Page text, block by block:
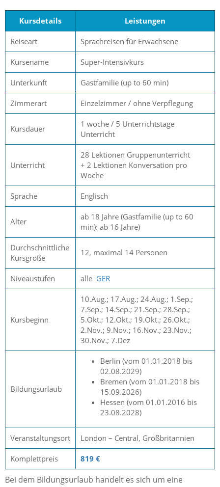
Kursdetails Leistungen
Reiseart Sprachreisen für Erwachsene
Kursename Super-Intensivkurs
Unterkunft Gastfamilie (up to 60 min)
Zimmerart Einzelzimmer / ohne Verpflegung
Kursdauer
1 woche / 5 Unterrichtstage
Unterricht
Unterricht
28 Lektionen Gruppenunterricht
+ 2 Lektionen Konversation pro
Woche
Sprache Englisch
Alter
ab 18 Jahre (Gastfamilie (up to 60
min): ab 16 Jahre)
Durchschnittliche
Kursgröße
12, maximal 14 Personen
Niveaustufen alle GER
Kursbeginn
10.Aug.; 17.Aug.; 24.Aug.; 1.Sep.;
7.Sep.; 14.Sep.; 21.Sep.; 28.Sep.;
5.Okt.; 12.Okt.; 19.Okt.; 26.Okt.;
2.Nov.; 9.Nov.; 16.Nov.; 23.Nov.;
30.Nov.; 7.Dez
Bildungsurlaub
Berlin (vom 01.01.2018 bis
02.08.2029)
Bremen (vom 01.01.2018 bis
15.09.2026)
Hessen (vom 01.01.2016 bis
23.08.2028)
Veranstaltungsort London – Central, Großbritannien
Komplettpreis 819 €
Bei dem Bildungsurlaub handelt es sich um eine